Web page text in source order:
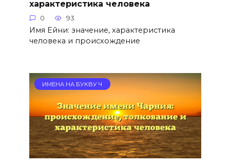
характеристика человека
0 93
Имя Ейни: значение, характеристика
человека и происхождение
ИМЕНА НА БУКВУ Ч